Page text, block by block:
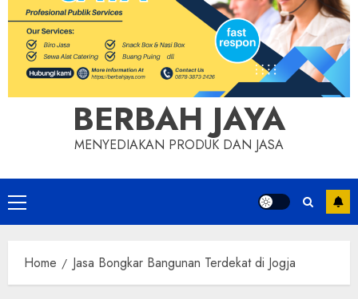
BERBAH JAYA
MENYEDIAKAN PRODUK DAN JASA
Primary
Menu
Home Jasa Bongkar Bangunan Terdekat di Jogja